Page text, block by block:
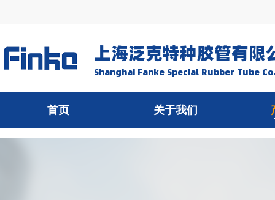
上海泛克特种胶管有限
Shanghai Fanke Special Rubber Tube
首页 关于我们